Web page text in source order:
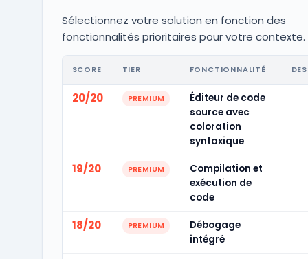
Sélectionnez votre solution en fonction des
fonctionnalités prioritaires pour votre contexte.
SCORE TIER FONCTIONNALITÉ
20/20 PREMIUM
Éditeur de code
source avec
coloration
syntaxique
19/20 PREMIUM
Compilation et
exécution de
code
18/20 PREMIUM
Débogage
intégré